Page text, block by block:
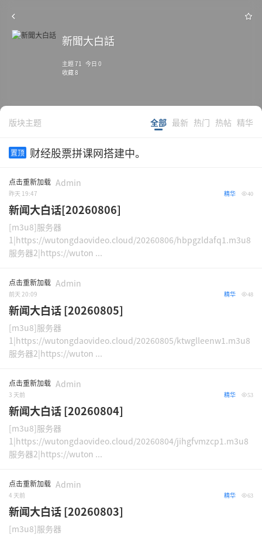
新聞大白話
主题 71 今日 0
收藏 8
版块主题 全部 最新 热门 热帖 精华
置顶 财经股票拼课网搭建中。
点击重新加载 Admin
昨天 19:47 40
精华
新闻大白话[20260806]
[m3u8]服务器
1|https://wutongdaovideo.cloud/20260806/hbpgzldafq1.m3u8
服务器2|https://wuton ...
点击重新加载 Admin
前天 20:09 48
精华
新闻大白话 [20260805]
[m3u8]服务器
1|https://wutongdaovideo.cloud/20260805/ktwglleenw1.m3u8
服务器2|https://wuton ...
点击重新加载 Admin
3 天前 53
精华
新闻大白话 [20260804]
[m3u8]服务器
1|https://wutongdaovideo.cloud/20260804/jihgfvmzcp1.m3u8
服务器2|https://wuton ...
点击重新加载 Admin
4 天前 63
精华
新闻大白话 [20260803]
[m3u8]服务器